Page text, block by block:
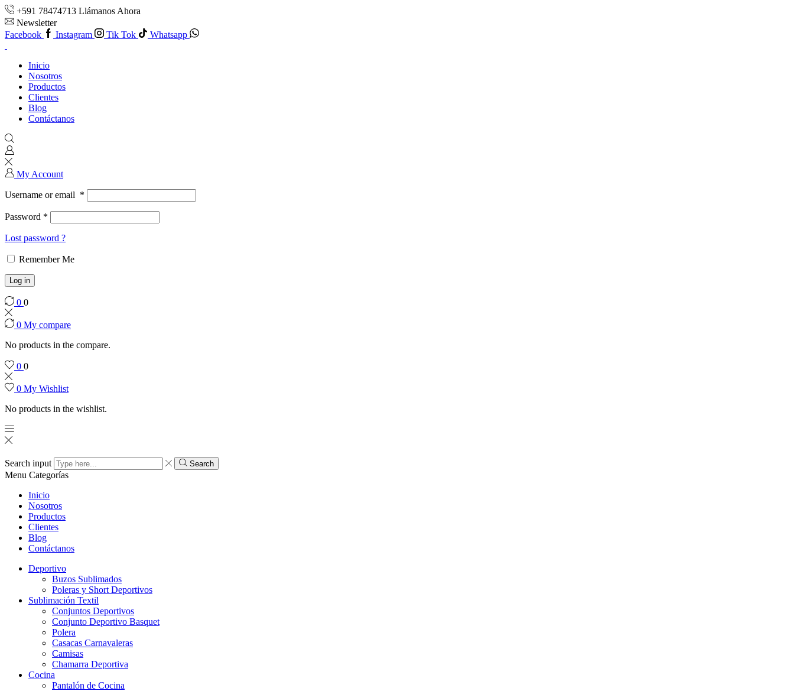
+591 78474713 Llámanos Ahora
Newsletter
Facebook
Instagram Tik Tok Whatsapp
Inicio
Nosotros
Productos
Clientes
Blog
Contáctanos
My Account
Username or email *
Password *
Lost password ?
Remember Me
Log in
0 0
0 My compare
No products in the compare.
0 0
0 My Wishlist
No products in the wishlist.
Search input Search
Menu Categorías
Inicio
Nosotros
Productos
Clientes
Blog
Contáctanos
Deportivo
Buzos Sublimados
Poleras y Short Deportivos
Sublimación Textil
Conjuntos Deportivos
Conjunto Deportivo Basquet
Polera
Casacas Carnavaleras
Camisas
Chamarra Deportiva
Cocina
Pantalón de Cocina